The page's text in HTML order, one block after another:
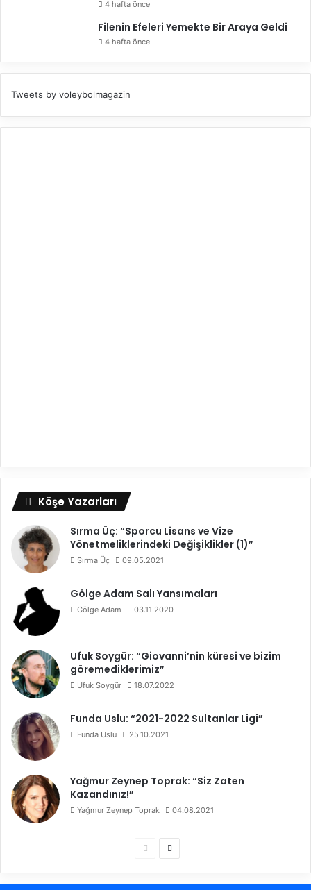
4 hafta önce
Filenin Efeleri Yemekte Bir Araya Geldi
4 hafta önce
Tweets by voleybolmagazin
Köşe Yazarları
Sırma Üç: “Sporcu Lisans ve Vize
Yönetmeliklerindeki Değişiklikler (1)”
Sırma Üç 09.05.2021
Gölge Adam Salı Yansımaları
Gölge Adam 03.11.2020
Ufuk Soygür: “Giovanni’nin küresi ve bizim
göremediklerimiz”
Ufuk Soygür 18.07.2022
Funda Uslu: “2021-2022 Sultanlar Ligi”
Funda Uslu 25.10.2021
Yağmur Zeynep Toprak: “Siz Zaten
Kazandınız!”
Yağmur Zeynep Toprak 04.08.2021
c
n